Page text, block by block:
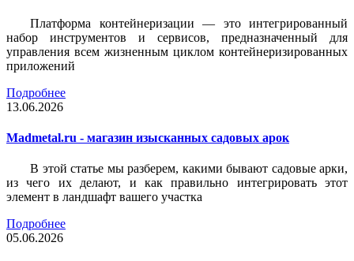
Платформа контейнеризации — это интегрированный
набор инструментов и сервисов, предназначенный для
управления всем жизненным циклом контейнеризированных
приложений
Подробнее
13.06.2026
Madmetal.ru - магазин изысканных садовых арок
В этой статье мы разберем, какими бывают садовые арки,
из чего их делают, и как правильно интегрировать этот
элемент в ландшафт вашего участка
Подробнее
05.06.2026